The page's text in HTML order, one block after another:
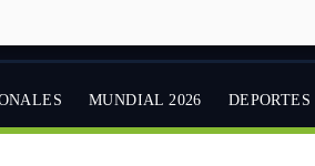
MUNDIAL 2026 DEPORTES